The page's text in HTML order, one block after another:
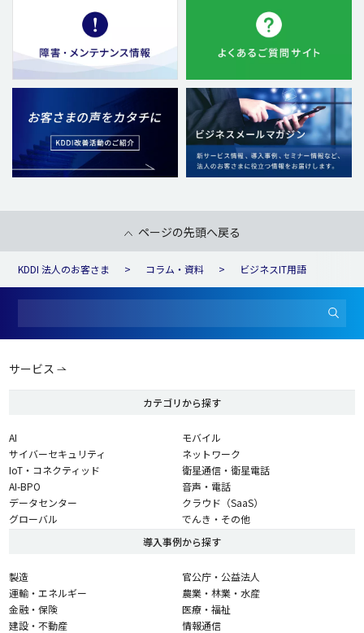
ページの先頭へ戻る
KDDI 法人のお客さま コラム・資料 ビジネスIT用語
サービス
カテゴリから探す
AI
サイバーセキュリティ
IoT・コネクティッド
AI-BPO
データセンター
グローバル
モバイル
ネットワーク
衛星通信・衛星電話
音声・電話
クラウド（SaaS）
でんき・その他
導入事例から探す
製造
運輸・エネルギー
金融・保険
建設・不動産
官公庁・公益法人
農業・林業・水産
医療・福祉
情報通信